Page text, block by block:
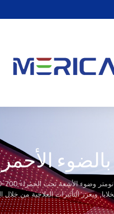
الأحمر
ويعزز التأثيرات العلاجية من خلال